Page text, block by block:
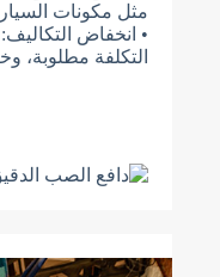
مثل مكونات
• انخفاض
التكلفة مطلوبة،